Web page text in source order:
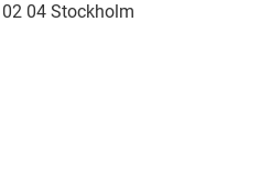
04 Stockholm